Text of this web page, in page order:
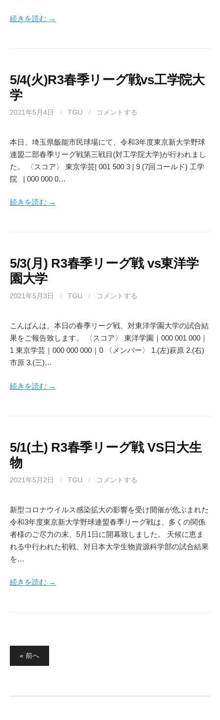
続きを読む →
5/4(火)R3春季リーグ戦vs工学院大
学
2021年5月4日 / TGU / コメントする
本日、埼玉県飯能市民球場にて、令和3年度東京新大学野球
連盟二部春季リーグ戦第三戦目(対工学院大学)が行われまし
た。 〈スコア〉 東京学芸| 001 500 3 | 9 (7回コールド) 工学
院 | 000 000 0…
続きを読む →
5/3(月) R3春季リーグ戦 vs東洋学
園大学
2021年5月3日 / TGU / コメントする
こんばんは。本日の春季リーグ戦、対東洋学園大学の試合結
果をご報告致します。 〈スコア〉 東洋学園｜000 001 000｜
1 東京学芸｜000 000 000｜0 〈メンバー〉 1.(左)萩原 2.(右)
市原 3.(三)…
続きを読む →
5/1(土) R3春季リーグ戦 VS日大生
物
2021年5月2日 / TGU / コメントする
新型コロナウイルス感染拡大の影響を受け開催が危ぶまれた
令和3年度東京新大学野球連盟春季リーグ戦は、多くの関係
者様のご尽力の末、5月1日に開幕致しました。 天候に恵ま
れる中行われた初戦、対日本大学生物資源科学部の試合結果
を…
続きを読む →
稿
« 前へ